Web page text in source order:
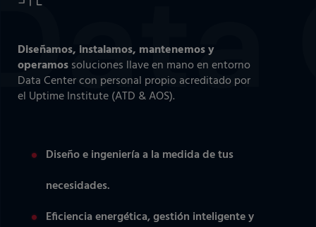
Diseñamos, instalamos, mantenemos y
operamossoluciones llave en mano en entorno
Data Center con personal propio acreditado por
el Uptime Institute (ATD & AOS).
Diseño e ingeniería a la medida de tus
necesidades.
Eficiencia energética, gestión inteligente y